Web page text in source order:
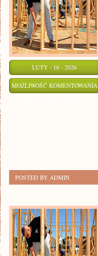
LUTY - 16 - 2026
MOŻLIWOŚĆ KOMENTOWANIA
POSTED BY ADMIN